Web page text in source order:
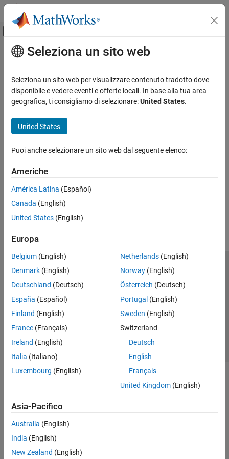
Vai al contenuto
Attiva/disattiva menu di navigazione
Pagina iniziale della documentazione
Contenuto principale
Seleziona un sito web
Seleziona un sito web per visualizzare contenuto tradotto dove
disponibile e vedere eventi e offerte locali. In base alla tua area
geografica, ti consigliamo di selezionare:United States.
United States
Puoi anche selezionare un sito web dal seguente elenco:
Americhe
América Latina (Español)
Canada (English)
United States (English)
Europa
Belgium (English)
Denmark (English)
Deutschland (Deutsch)
España (Español)
Finland (English)
France (Français)
Ireland (English)
Italia (Italiano)
Luxembourg (English)
Netherlands(English)
Norway(English)
Österreich (Deutsch)
Portugal (English)
Sweden (English)
Switzerland
Deutsch
English
Français
United Kingdom(English)
Asia-Pacifico
Australia (English)
India (English)
New Zealand (English)
Centro di fiducia
Informativa sulla privacy
Antipirateria
Stato dell'applicazione
Contatti
© 1994-2026 The MathWorks, Inc.